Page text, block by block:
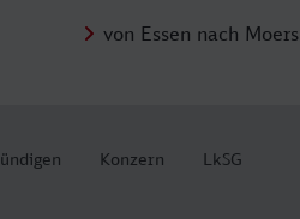
von Essen nach Moers
Konzern LkSG